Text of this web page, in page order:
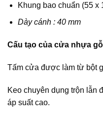
Khung bao chuẩn (55 x
Dày cánh : 40 mm
Cấu tạo của cửa nhựa
Tấm cửa được làm từ bột
Keo chuyên dụng trộn lẫn
áp suất cao.